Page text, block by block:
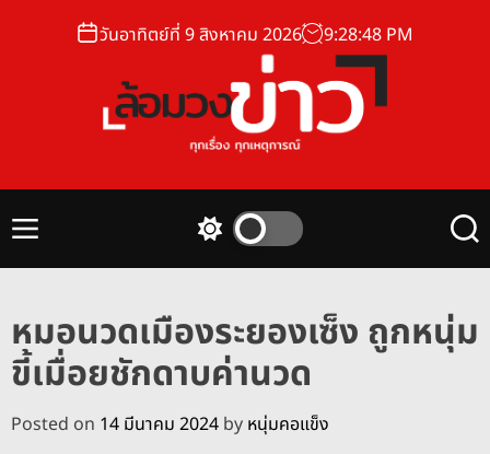
วันอาทิตย์ที่ 9 สิงหาคม 2026 9:28:49 PM
อ
า
ว
M
c
h
c
o
l
o
S
c
h
หมอนวดเมืองระยองเซ็ง ถูกหนุ่ม
ขี้เมื่อยชักดาบค่านวด
Posted on 14 มีนาคม 2024 by หนุ่มคอแข็ง